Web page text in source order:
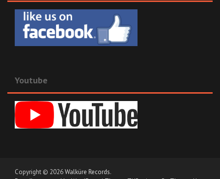
Youtube
Copyright © 2026Walküre Records.